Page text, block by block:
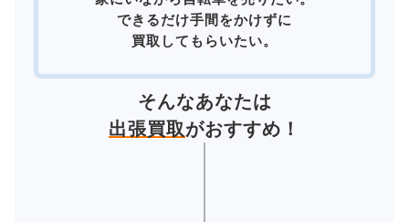
できるだけ手間をかけずに
買取してもらいたい。
そんなあなたは
出張買取がおすすめ！